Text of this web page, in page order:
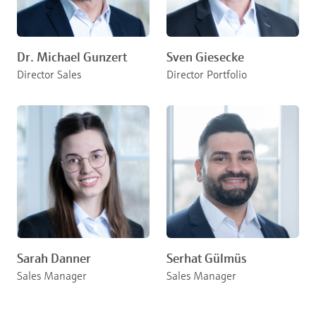
Dr. Michael Gunzert
Director Sales
Sven Giesecke
Director Portfolio
Sarah Danner
Sales Manager
Serhat Gülmüs
Sales Manager